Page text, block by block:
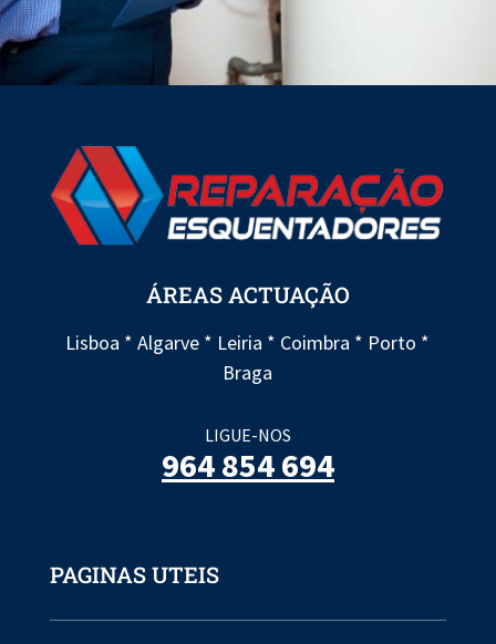
ÁREAS ACTUAÇÃO
Lisboa * Algarve * Leiria * Coimbra * Porto *
Braga
LIGUE-NOS
964 854 694
PAGINAS UTEIS